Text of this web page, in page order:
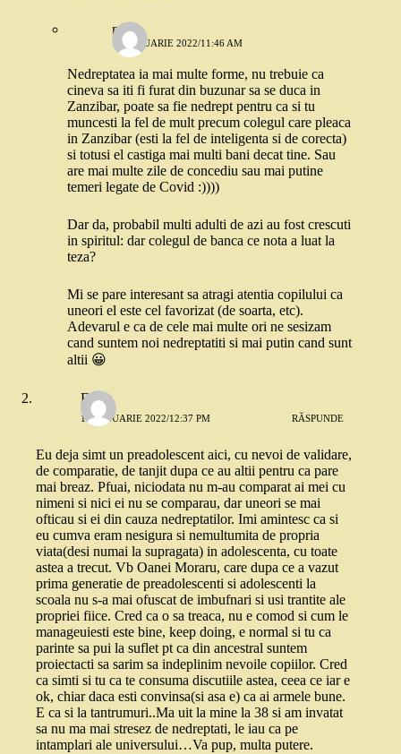
m
13 IANUARIE 2022/11:46 AM
Nedreptatea ia mai multe forme, nu trebuie ca
cineva sa iti fi furat din buzunar sa se duca in
Zanzibar, poate sa fie nedrept pentru ca si tu
muncesti la fel de mult precum colegul care pleaca
in Zanzibar (esti la fel de inteligenta si de corecta)
si totusi el castiga mai multi bani decat tine. Sau
are mai multe zile de concediu sau mai putine
temeri legate de Covid :))))
Dar da, probabil multi adulti de azi au fost crescuti
in spiritul: dar colegul de banca ce nota a luat la
teza?
Mi se pare interesant sa atragi atentia copilului ca
uneori el este cel favorizat (de soarta, etc).
Adevarul e ca de cele mai multe ori ne sesizam
cand suntem noi nedreptatiti si mai putin cand sunt
altii 😀
Elena
13 IANUARIE 2022/12:37 PM RĂSPUNDE
Eu deja simt un preadolescent aici, cu nevoi de validare,
de comparatie, de tanjit dupa ce au altii pentru ca pare
mai breaz. Pfuai, niciodata nu m-au comparat ai mei cu
nimeni si nici ei nu se comparau, dar uneori se mai
ofticau si ei din cauza nedreptatilor. Imi amintesc ca si
eu cumva eram nesigura si nemultumita de propria
viata(desi numai la supragata) in adolescenta, cu toate
astea a trecut. Vb Oanei Moraru, care dupa ce a vazut
prima generatie de preadolescenti si adolescenti la
scoala nu s-a mai ofuscat de imbufnari si usi trantite ale
propriei fiice. Cred ca o sa treaca, nu e comod si cum le
manageuiesti este bine, keep doing, e normal si tu ca
parinte sa pui la suflet pt ca din ancestral suntem
proiectacti sa sarim sa indeplinim nevoile copiilor. Cred
ca simti si tu ca te consuma discutiile astea, ceea ce iar e
ok, chiar daca esti convinsa(si asa e) ca ai armele bune.
E ca si la tantrumuri..Ma uit la mine la 38 si am invatat
sa nu ma mai stresez de nedreptati, le iau ca pe
intamplari ale universului…Va pup, multa putere.